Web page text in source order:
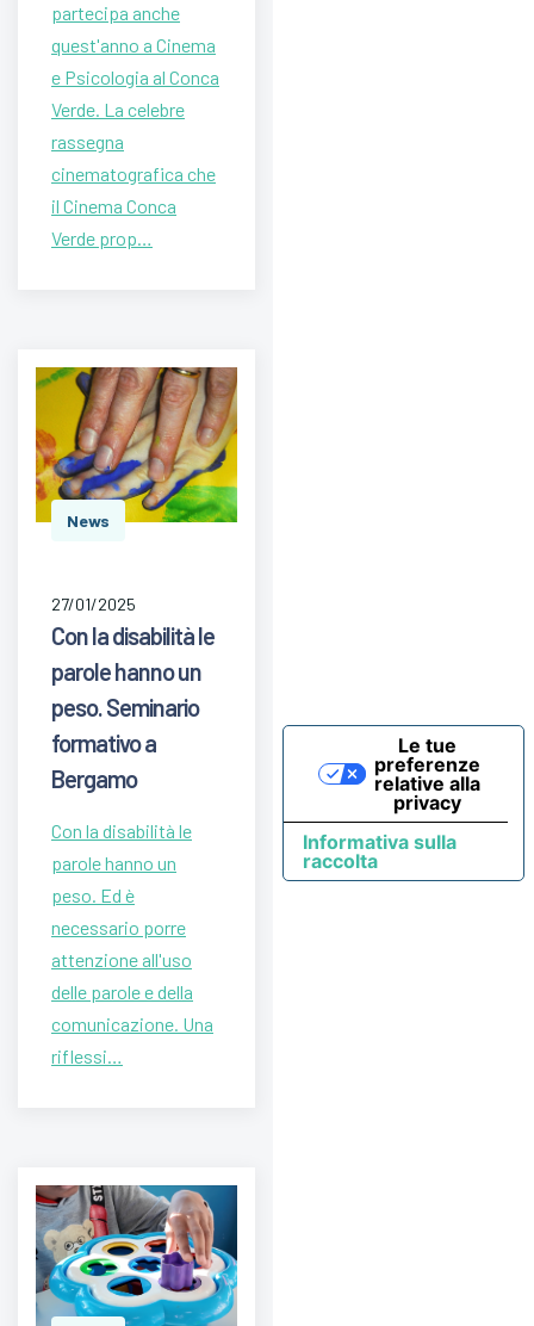
partecipa anche
quest'anno a Cinema
e Psicologia al Conca
Verde. La celebre
rassegna
cinematografica che
il Cinema Conca
Verde prop…
News
27/01/2025
Con la disabilità le
parole hanno un
peso. Seminario
formativo a
Bergamo
Con la disabilità le
parole hanno un
peso. Ed è
necessario porre
attenzione all'uso
delle parole e della
comunicazione. Una
riflessi…
Informativa sulla
raccolta
Le tue
preferenze
relative alla
privacy